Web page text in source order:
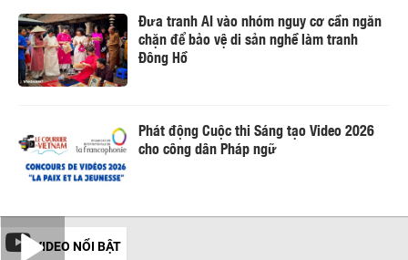
Đưa tranh AI vào nhóm nguy cơ cần ngăn
chặn để bảo vệ di sản nghề làm tranh
Đông Hồ
Phát động Cuộc thi Sáng tạo Video 2026
cho công dân Pháp ngữ
VIDEO NỔI BẬT